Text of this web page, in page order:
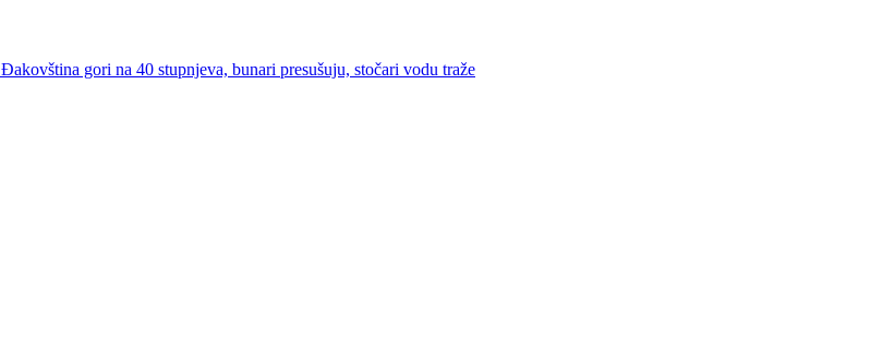
Đakovština gori na 40 stupnjeva, bunari presušuju, stočari vodu traže